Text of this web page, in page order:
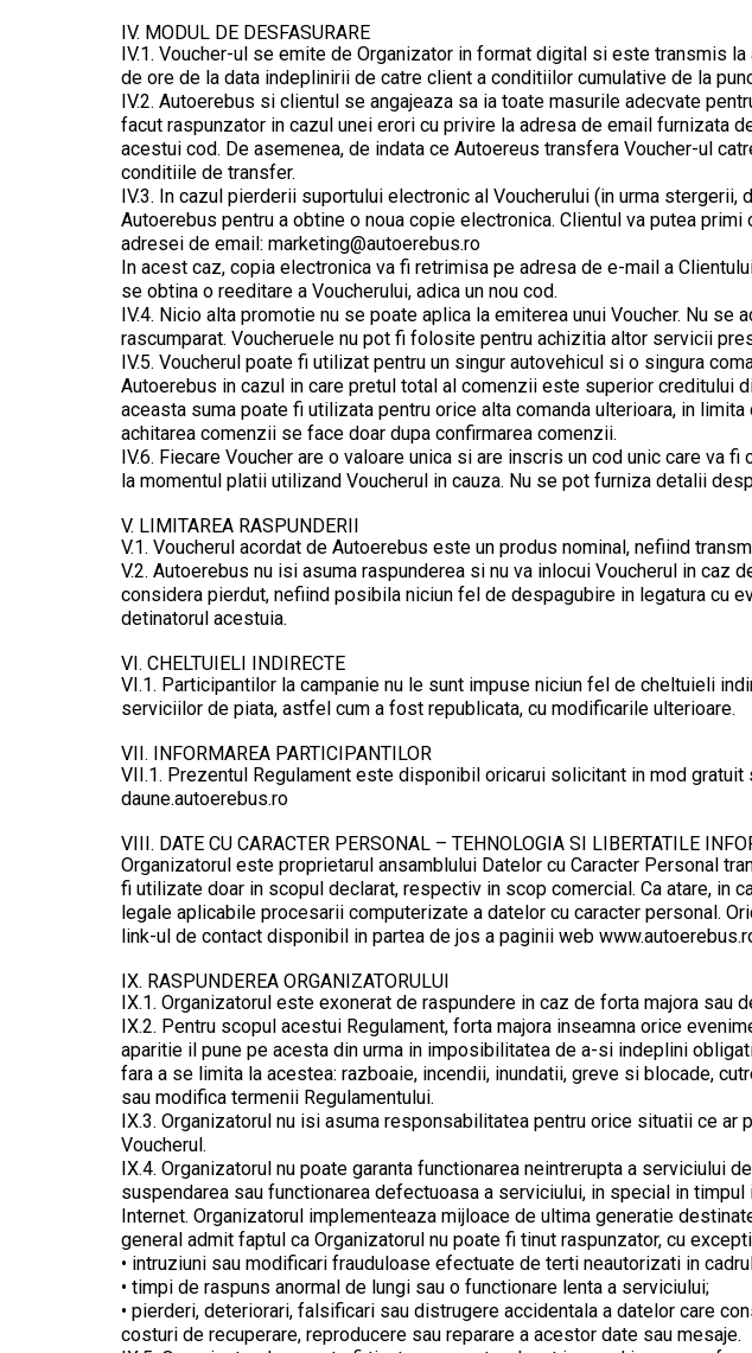
IV. MODUL DE DESFASURARE
IV.1. Voucher-ul se emite de Organizator in format digital si este transmis
de ore de la data indeplinirii de catre client a conditiilor cumulative de la
IV.2. Autoerebus si clientul se angajeaza sa ia toate masurile adecvate
facut raspunzator in cazul unei erori cu privire la adresa de email furnizata
acestui cod. De asemenea, de indata ce Autoereus transfera Voucher-ul
conditiile de transfer.
IV.3. In cazul pierderii suportului electronic al Voucherului (in urma
Autoerebus pentru a obtine o noua copie electronica. Clientul va putea
adresei de email: marketing@autoerebus.ro
In acest caz, copia electronica va fi retrimisa pe adresa de e-mail a
se obtina o reeditare a Voucherului, adica un nou cod.
IV.4. Nicio alta promotie nu se poate aplica la emiterea unui Voucher. Nu
rascumparat. Voucheruele nu pot fi folosite pentru achizitia altor servicii
IV.5. Voucherul poate fi utilizat pentru un singur autovehicul si o singura
Autoerebus in cazul in care pretul total al comenzii este superior creditului
aceasta suma poate fi utilizata pentru orice alta comanda ulterioara, in
achitarea comenzii se face doar dupa confirmarea comenzii.
IV.6. Fiecare Voucher are o valoare unica si are inscris un cod unic care
la momentul platii utilizand Voucherul in cauza. Nu se pot furniza detalii
V. LIMITAREA RASPUNDERII
V.1. Voucherul acordat de Autoerebus este un produs nominal, nefiind
V.2. Autoerebus nu isi asuma raspunderea si nu va inlocui Voucherul in
considera pierdut, nefiind posibila niciun fel de despagubire in legatura cu
detinatorul acestuia.
VI. CHELTUIELI INDIRECTE
VI.1. Participantilor la campanie nu le sunt impuse niciun fel de cheltuieli
serviciilor de piata, astfel cum a fost republicata, cu modificarile ulterioare.
VII. INFORMAREA PARTICIPANTILOR
VII.1. Prezentul Regulament este disponibil oricarui solicitant in mod
daune.autoerebus.ro
VIII. DATE CU CARACTER PERSONAL – TEHNOLOGIA SI LIBERTATILE
Organizatorul este proprietarul ansamblului Datelor cu Caracter Personal
fi utilizate doar in scopul declarat, respectiv in scop comercial. Ca atare, in
legale aplicabile procesarii computerizate a datelor cu caracter personal.
link-ul de contact disponibil in partea de jos a paginii web
IX. RASPUNDEREA ORGANIZATORULUI
IX.1. Organizatorul este exonerat de raspundere in caz de forta majora sau
IX.2. Pentru scopul acestui Regulament, forta majora inseamna orice
aparitie il pune pe acesta din urma in imposibilitatea de a-si indeplini
fara a se limita la acestea: razboaie, incendii, inundatii, greve si blocade,
sau modifica termenii Regulamentului.
IX.3. Organizatorul nu isi asuma responsabilitatea pentru orice situatii ce
Voucherul.
IX.4. Organizatorul nu poate garanta functionarea neintrerupta a serviciului
suspendarea sau functionarea defectuoasa a serviciului, in special in
Internet. Organizatorul implementeaza mijloace de ultima generatie
general admit faptul ca Organizatorul nu poate fi tinut raspunzator, cu
• intruziuni sau modificari frauduloase efectuate de terti neautorizati in
• timpi de raspuns anormal de lungi sau o functionare lenta a serviciului;
• pierderi, deteriorari, falsificari sau distrugere accidentala a datelor care
costuri de recuperare, reproducere sau reparare a acestor date sau mesaje.